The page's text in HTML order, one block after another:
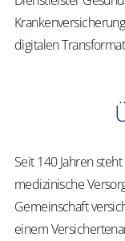
digitalen
Seit 140 Jahren
medizinische
Gemeinschaft
einem